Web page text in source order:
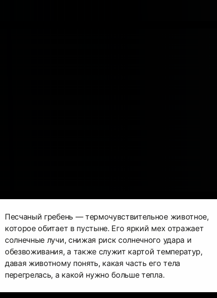
Песчаный гребень — термочувствительное животное,
которое обитает в пустыне. Его яркий мех отражает
солнечные лучи, снижая риск солнечного удара и
обезвоживания, а также служит картой температур,
давая животному понять, какая часть его тела
перегрелась, а какой нужно больше тепла.